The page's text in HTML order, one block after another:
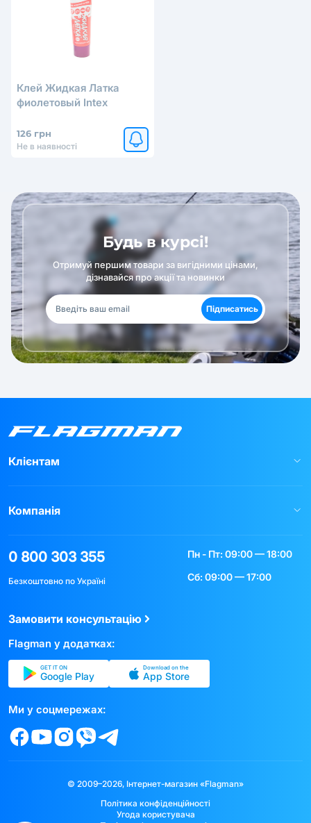
Клей Жидкая Латка
фиолетовый Intex
126 грн
Не в наявності
Будь в курсі!
Отримуй першим товари за вигідними цінами,
дізнавайся про акції та новинки
Підписатись
Клієнтам
Компанія
0 800 303 355
Безкоштовно по Україні
Пн - Пт: 09:00 — 18:00
Сб: 09:00 — 17:00
Замовити консультацію
Flagman у додатках:
GET IT ON
Google Play
Download on the
App Store
Ми у соцмережах:
© 2009–2026, Інтернет-магазин «Flagman»
Політика конфіденційності
Угода користувача